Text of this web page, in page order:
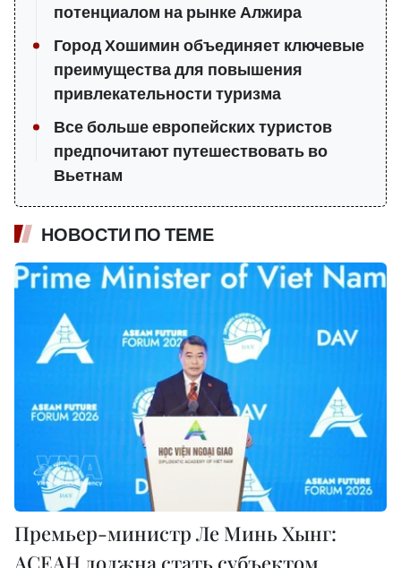
потенциалом на рынке Алжира
Город Хошимин объединяет ключевые
преимущества для повышения
привлекательности туризма
Все больше европейских туристов
предпочитают путешествовать во
Вьетнам
НОВОСТИ ПО ТЕМЕ
Премьер-министр Ле Минь Хынг:
АСЕАН должна стать субъектом,